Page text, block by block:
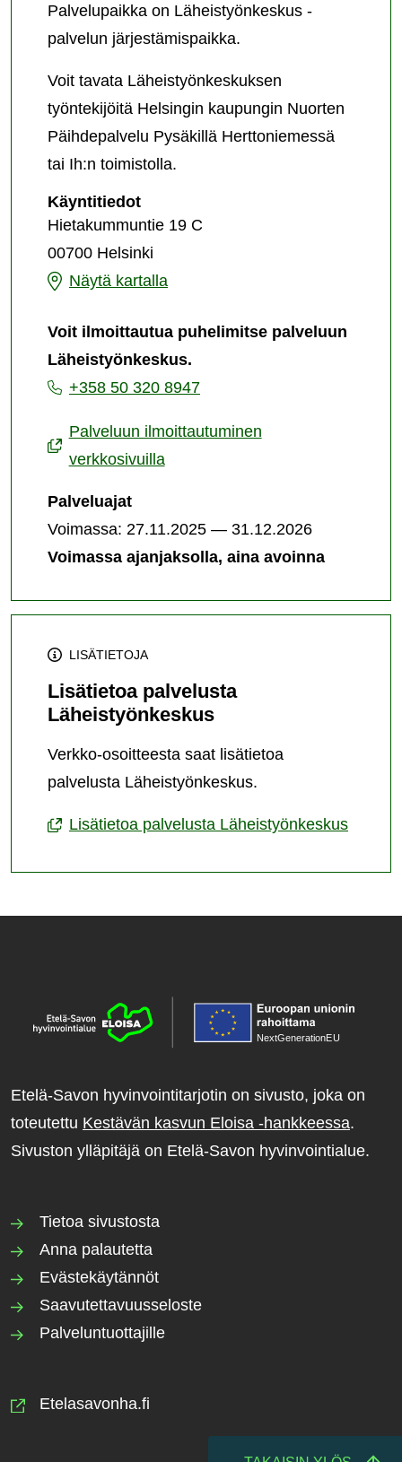
Palvelupaikka on Läheistyönkeskus -
palvelun järjestämispaikka.
Voit tavata Läheistyönkeskuksen
työntekijöitä Helsingin kaupungin Nuorten
Päihdepalvelu Pysäkillä Herttoniemessä
tai Ih:n toimistolla.
KäyntitiedotLäheistyönkeskus-
palvelun
Hietakummuntie 19 C
00700 Helsinki
Näytä kartalla
Läheistyönkeskus-
järjestämispaikka
Voit ilmoittautua puhelimitse palveluun
Läheistyönkeskus.
+358 50 320 8947
Palveluun ilmoittautuminen
verkkosivuilla
Palveluajat
Voimassa: 27.11.2025 — 31.12.2026
Voimassa ajanjaksolla, aina avoinna
LISÄTIETOJA
Lisätietoa palvelusta
Läheistyönkeskus
Verkko-osoitteesta saat lisätietoa
palvelusta Läheistyönkeskus.
Lisätietoa palvelusta Läheistyönkeskus
NextGenerationEU
Etelä-Savon hyvinvointitarjotin on sivusto, joka on
toteutettu Kestävän kasvun Eloisa -hankkeessa.
Sivuston ylläpitäjä on Etelä-Savon hyvinvointialue.
Tietoa sivustosta
Anna palautetta
Evästekäytännöt
Saavutettavuusseloste
Palveluntuottajille
Etelasavonha.fi